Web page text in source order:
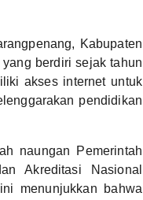
Kabupaten
berdiri sejak tahun
akses internet untuk
pendidikan
naungan Pemerintah
Akreditasi Nasional
menunjukkan bahwa